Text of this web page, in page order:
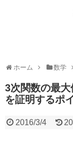
ホーム 数学
3次関数の最
を証明するポ
2016/3/4